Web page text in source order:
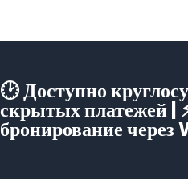
🕑 Доступно
скрытых платежей |
бронирование